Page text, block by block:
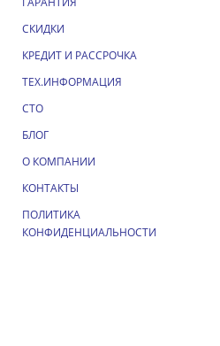
СКИДКИ
КРЕДИТ И РАССРОЧКА
ТЕХ.ИНФОРМАЦИЯ
СТО
БЛОГ
О КОМПАНИИ
КОНТАКТЫ
ПОЛИТИКА
КОНФИДЕНЦИАЛЬНОСТИ